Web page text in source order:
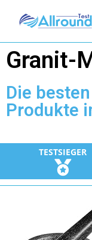
Granit-
Die
Produkte
TESTSIEGER